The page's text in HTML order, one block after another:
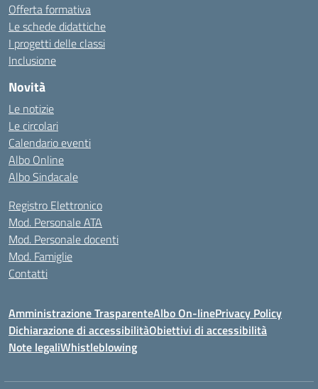
Offerta formativa
Le schede didattiche
I progetti delle classi
Inclusione
Novità
Le notizie
Le circolari
Calendario eventi
Albo Online
Albo Sindacale
Registro Elettronico
Mod. Personale ATA
Mod. Personale docenti
Mod. Famiglie
Contatti
Amministrazione TrasparenteAlbo On-linePrivacy Policy
Dichiarazione di accessibilitàObiettivi di accessibilità
Note legaliWhistleblowing